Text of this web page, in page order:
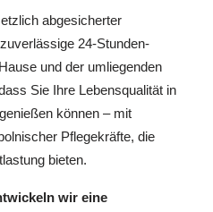
abgesicherter
24-Stunden-
und der umliegenden
Sie Ihre Lebensqualität in
können – mit
Pflegekräfte, die
bieten.
wir eine